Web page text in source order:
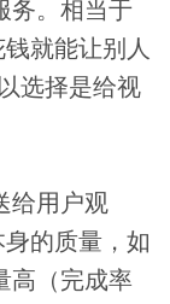
务。相当于
就能让别人
选择是给视
给用户观
的质量，如
高（完成率